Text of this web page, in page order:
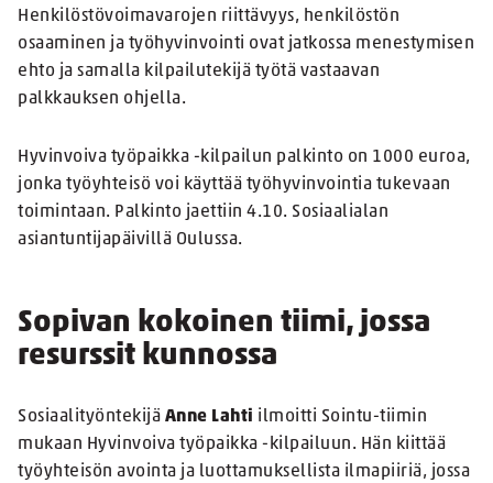
Henkilöstövoimavarojen riittävyys, henkilöstön
osaaminen ja työhyvinvointi ovat jatkossa menestymisen
ehto ja samalla kilpailutekijä työtä vastaavan
palkkauksen ohjella.
Hyvinvoiva työpaikka -kilpailun palkinto on 1000 euroa,
jonka työyhteisö voi käyttää työhyvinvointia tukevaan
toimintaan. Palkinto jaettiin 4.10. Sosiaalialan
asiantuntijapäivillä Oulussa.
Sopivan kokoinen tiimi, jossa
resurssit kunnossa
Sosiaalityöntekijä Anne Lahti ilmoitti Sointu-tiimin
mukaan Hyvinvoiva työpaikka -kilpailuun. Hän kiittää
työyhteisön avointa ja luottamuksellista ilmapiiriä, jossa